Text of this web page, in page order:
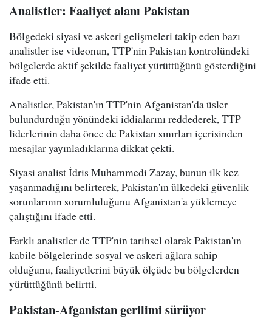
Analistler: Faaliyet alanı Pakistan
Bölgedeki siyasi ve askeri gelişmeleri takip eden bazı
analistler ise videonun, TTP'nin Pakistan kontrolündeki
bölgelerde aktif şekilde faaliyet yürüttüğünü gösterdiğini
ifade etti.
Analistler, Pakistan'ın TTP'nin Afganistan'da üsler
bulundurduğu yönündeki iddialarını reddederek, TTP
liderlerinin daha önce de Pakistan sınırları içerisinden
mesajlar yayınladıklarına dikkat çekti.
Siyasi analist İdris Muhammedi Zazay, bunun ilk kez
yaşanmadığını belirterek, Pakistan'ın ülkedeki güvenlik
sorunlarının sorumluluğunu Afganistan'a yüklemeye
çalıştığını ifade etti.
Farklı analistler de TTP'nin tarihsel olarak Pakistan'ın
kabile bölgelerinde sosyal ve askeri ağlara sahip
olduğunu, faaliyetlerini büyük ölçüde bu bölgelerden
yürüttüğünü belirtti.
Pakistan-Afganistan gerilimi sürüyor